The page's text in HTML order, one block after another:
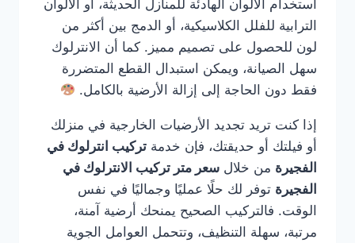
استخدام الألوان الهادئة للمنازل الحديثة، أو الألوان
الترابية للفلل الكلاسيكية، أو الدمج بين أكثر من
لون للحصول على تصميم مميز. كما أن الانترلوك
سهل الصيانة، ويمكن استبدال القطع المتضررة
فقط دون الحاجة إلى إزالة الأرضية بالكامل.
إذا كنت تريد تجديد الأرضيات الخارجية في منزلك
أو فيلتك أو حديقتك، فإن خدمة تركيب انترلوك في
الفجيرة من خلال سعر متر تركيب الانترلوك في
الفجيرة توفر لك حلًا عمليًا وجماليًا في نفس
الوقت. فالتركيب الصحيح يمنحك أرضية آمنة،
مرتبة، سهلة التنظيف، وتتحمل العوامل الجوية